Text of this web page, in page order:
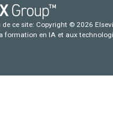
ce site: Copyright © 2026
formation en IA et aux